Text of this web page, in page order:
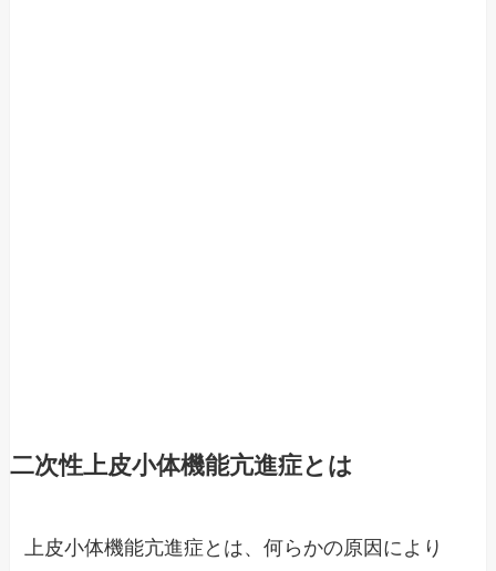
二次性上皮小体機能亢進症とは
上皮小体機能亢進症とは、何らかの原因により